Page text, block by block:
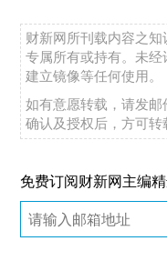
财新网所刊载内容之
专属所有或持有。未
建立镜像等任何使用。
如有意愿转载，请发邮
确认及授权后，方可转
免费订阅财新网主编